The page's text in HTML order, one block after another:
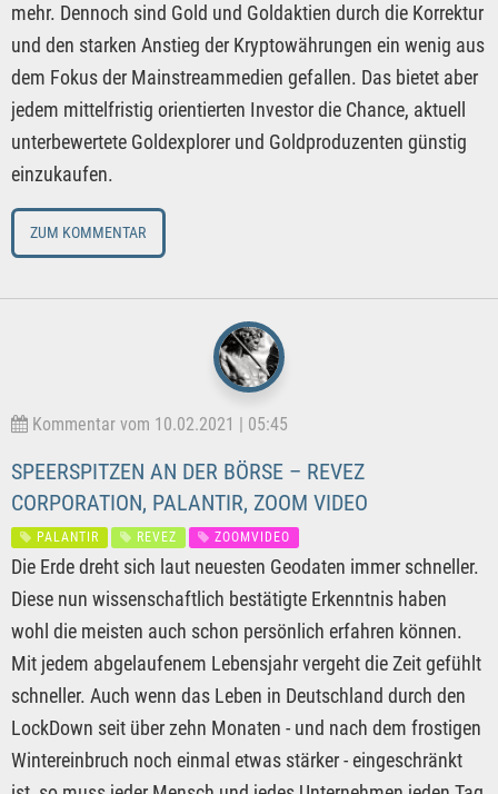
mehr. Dennoch sind Gold und Goldaktien durch die Korrektur
und den starken Anstieg der Kryptowährungen ein wenig aus
dem Fokus der Mainstreammedien gefallen. Das bietet aber
jedem mittelfristig orientierten Investor die Chance, aktuell
unterbewertete Goldexplorer und Goldproduzenten günstig
einzukaufen.
ZUM KOMMENTAR
Kommentar vom 10.02.2021 | 05:45
SPEERSPITZEN AN DER BÖRSE – REVEZ
CORPORATION, PALANTIR, ZOOM VIDEO
PALANTIR REVEZ ZOOMVIDEO
Die Erde dreht sich laut neuesten Geodaten immer schneller.
Diese nun wissenschaftlich bestätigte Erkenntnis haben
wohl die meisten auch schon persönlich erfahren können.
Mit jedem abgelaufenem Lebensjahr vergeht die Zeit gefühlt
schneller. Auch wenn das Leben in Deutschland durch den
LockDown seit über zehn Monaten - und nach dem frostigen
Wintereinbruch noch einmal etwas stärker - eingeschränkt